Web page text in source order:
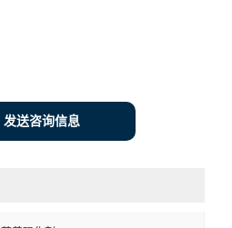
发送咨询信息